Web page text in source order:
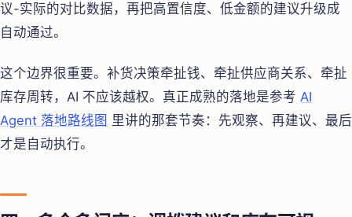
议-实际的对比数据，再把高置信度、低金额的建议升级成
自动通过。
这个边界很重要。补货决策牵扯钱、牵扯供应商关系、牵扯
库存周转，AI 不应该越权。真正成熟的落地是参考 AI
Agent 落地路线图 里讲的那套节奏：先观察、再建议、最后
才是自动执行。